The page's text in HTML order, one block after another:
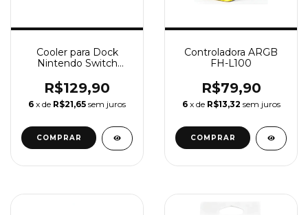
Cooler para Dock
Nintendo Switch
Ventoinha de
Resfriamento
Silenciosa USB
R$129,90
6 x de R$21,65 sem juros
Controladora ARGB
FH-L100
R$79,90
6 x de R$13,32 sem juros